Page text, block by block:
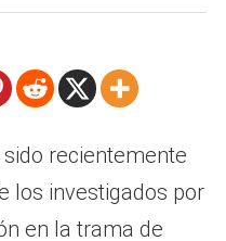
recientemente
los investigados por
en la trama de